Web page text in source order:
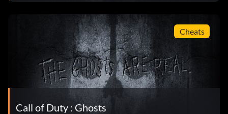
Cheats
Call of Duty : Ghosts